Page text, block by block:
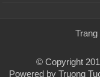
Trang
© Copyright
Powered by Truong